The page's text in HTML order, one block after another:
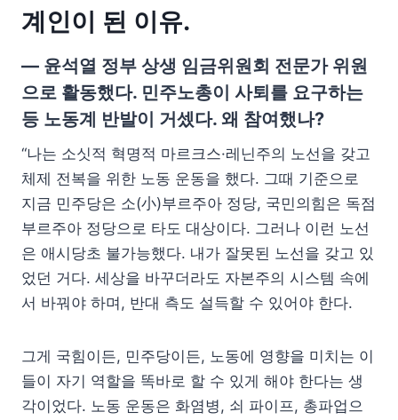
계인이 된 이유.
— 윤석열 정부 상생 임금위원회 전문가 위원
으로 활동했다. 민주노총이 사퇴를 요구하는
등 노동계 반발이 거셌다. 왜 참여했나?
“나는 소싯적 혁명적 마르크스·레닌주의 노선을 갖고
체제 전복을 위한 노동 운동을 했다. 그때 기준으로
지금 민주당은 소(小)부르주아 정당, 국민의힘은 독점
부르주아 정당으로 타도 대상이다. 그러나 이런 노선
은 애시당초 불가능했다. 내가 잘못된 노선을 갖고 있
었던 거다. 세상을 바꾸더라도 자본주의 시스템 속에
서 바꿔야 하며, 반대 측도 설득할 수 있어야 한다.
그게 국힘이든, 민주당이든, 노동에 영향을 미치는 이
들이 자기 역할을 똑바로 할 수 있게 해야 한다는 생
각이었다. 노동 운동은 화염병, 쇠 파이프, 총파업으